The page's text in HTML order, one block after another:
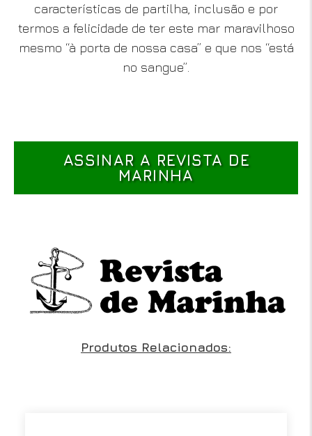
características de partilha, inclusão e por
termos a felicidade de ter este mar maravilhoso
mesmo “à porta de nossa casa” e que nos “está
no sangue”.
ASSINAR A REVISTA DE
MARINHA
Produtos Relacionados: